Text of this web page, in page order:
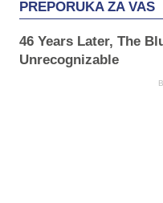
PREPORUKA ZA VAS
46 Years Later, The
Unrecognizable